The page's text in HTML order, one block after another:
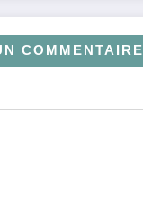
COMMENTAIRE